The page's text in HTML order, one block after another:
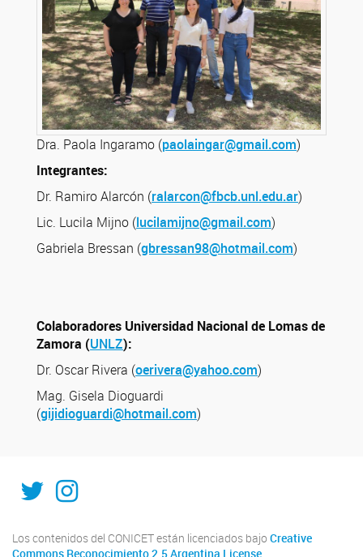
Dra. Paola Ingaramo (paolaingar@gmail.com)
Integrantes:
Dr. Ramiro Alarcón (ralarcon@fbcb.unl.edu.ar)
Lic. Lucila Mijno (lucilamijno@gmail.com)
Gabriela Bressan (gbressan98@hotmail.com)
Colaboradores Universidad Nacional de Lomas de
Zamora (UNLZ):
Dr. Oscar Rivera (oerivera@yahoo.com)
Mag. Gisela Dioguardi
(gijidioguardi@hotmail.com)
@ISAL_sfe
@isal_sfe
Los contenidos del CONICET están licenciados bajo Creative
Commons Reconocimiento 2.5 Argentina License